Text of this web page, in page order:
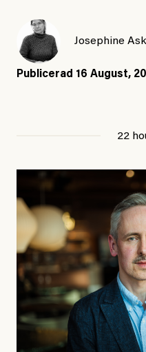
Josephine
Publicerad 16 August,
22